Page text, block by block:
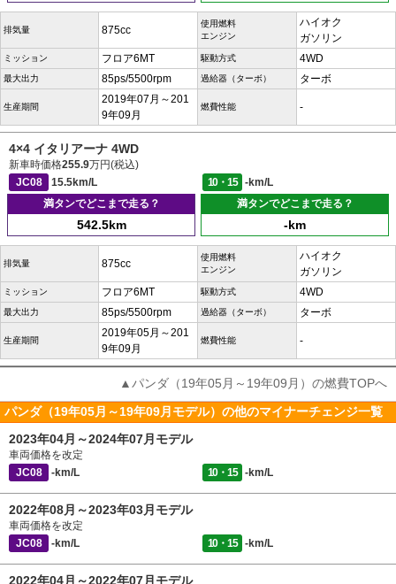
排気量 875cc
使用燃料
エンジン
ハイオク
ガソリン
ミッション フロア6MT 駆動方式 4WD
最大出力 85ps/5500rpm 過給器（ターボ） ターボ
生産期間
2019年07月～201
9年09月
燃費性能 -
4×4 イタリアーナ 4WD
新車時価格255.9万円(税込)
JC08
15.5km/L 10・15
-km/L
満タンでどこまで走る？
542.5km
満タンでどこまで走る？
-km
排気量 875cc
使用燃料
エンジン
ハイオク
ガソリン
ミッション フロア6MT 駆動方式 4WD
最大出力 85ps/5500rpm 過給器（ターボ） ターボ
生産期間
2019年05月～201
9年09月
燃費性能 -
▲パンダ（19年05月～19年09月）の燃費TOPへ
パンダ（19年05月～19年09月モデル）の他のマイナーチェンジ一覧
2023年04月～2024年07月モデル
車両価格を改定
JC08
-km/L 10・15 -km/L
2022年08月～2023年03月モデル
車両価格を改定
JC08
-km/L 10・15 -km/L
2022年04月～2022年07月モデル